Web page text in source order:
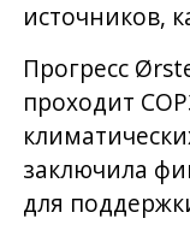
источников,
Прогресс
проходит
заключила
для